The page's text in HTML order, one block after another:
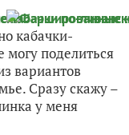
кабачки-
поделиться
вариантов
Сразу скажу –
у меня